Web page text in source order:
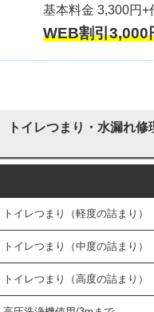
基本料金 3,300円+
WEB割引
トイレつまり・水漏れ
トイレつまり（軽度の詰まり）
トイレつまり（中度の詰まり）
トイレつまり（高度の詰まり）